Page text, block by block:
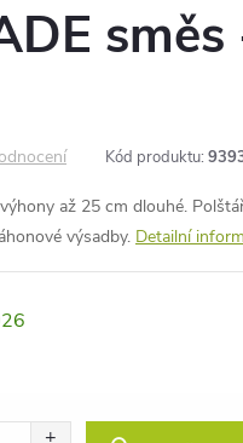
směs
Kód produktu:
až 25 cm dlouhé.
výsadby. Detailní